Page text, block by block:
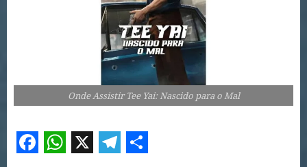
Onde Assistir Tee Yai: Nascido para o Mal